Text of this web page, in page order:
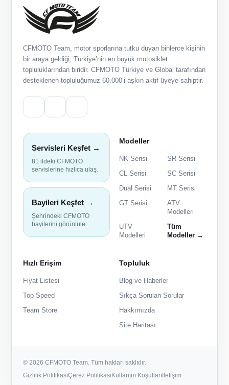
CFMOTO Team, motor sporlarına tutku duyan binlerce kişinin
bir araya geldiği, Türkiye’nin en büyük motosiklet
topluluklarından biridir. CFMOTO Türkiye ve Global tarafından
desteklenen topluluğumuz 60.000’i aşkın aktif üyeye sahiptir.
Servisleri Keşfet →
81 ildeki CFMOTO
servislerine hızlıca ulaş.
Bayileri Keşfet →
Şehrindeki CFMOTO
bayilerini görüntüle.
Modeller
NK Serisi
SR Serisi
CL Serisi
SC Serisi
Dual Serisi
MT Serisi
GT Serisi
ATV
Modelleri
UTV
Modelleri
Tüm
Modeller →
Hızlı Erişim
Fiyat Listesi
Top Speed
Team Store
Topluluk
Blog ve Haberler
Sıkça Sorulan Sorular
Hakkımızda
Site Haritası
© 2026 CFMOTO Team. Tüm hakları saklıdır.
Gizlilik PolitikasıÇerez PolitikasıKullanım Koşulları İletişim